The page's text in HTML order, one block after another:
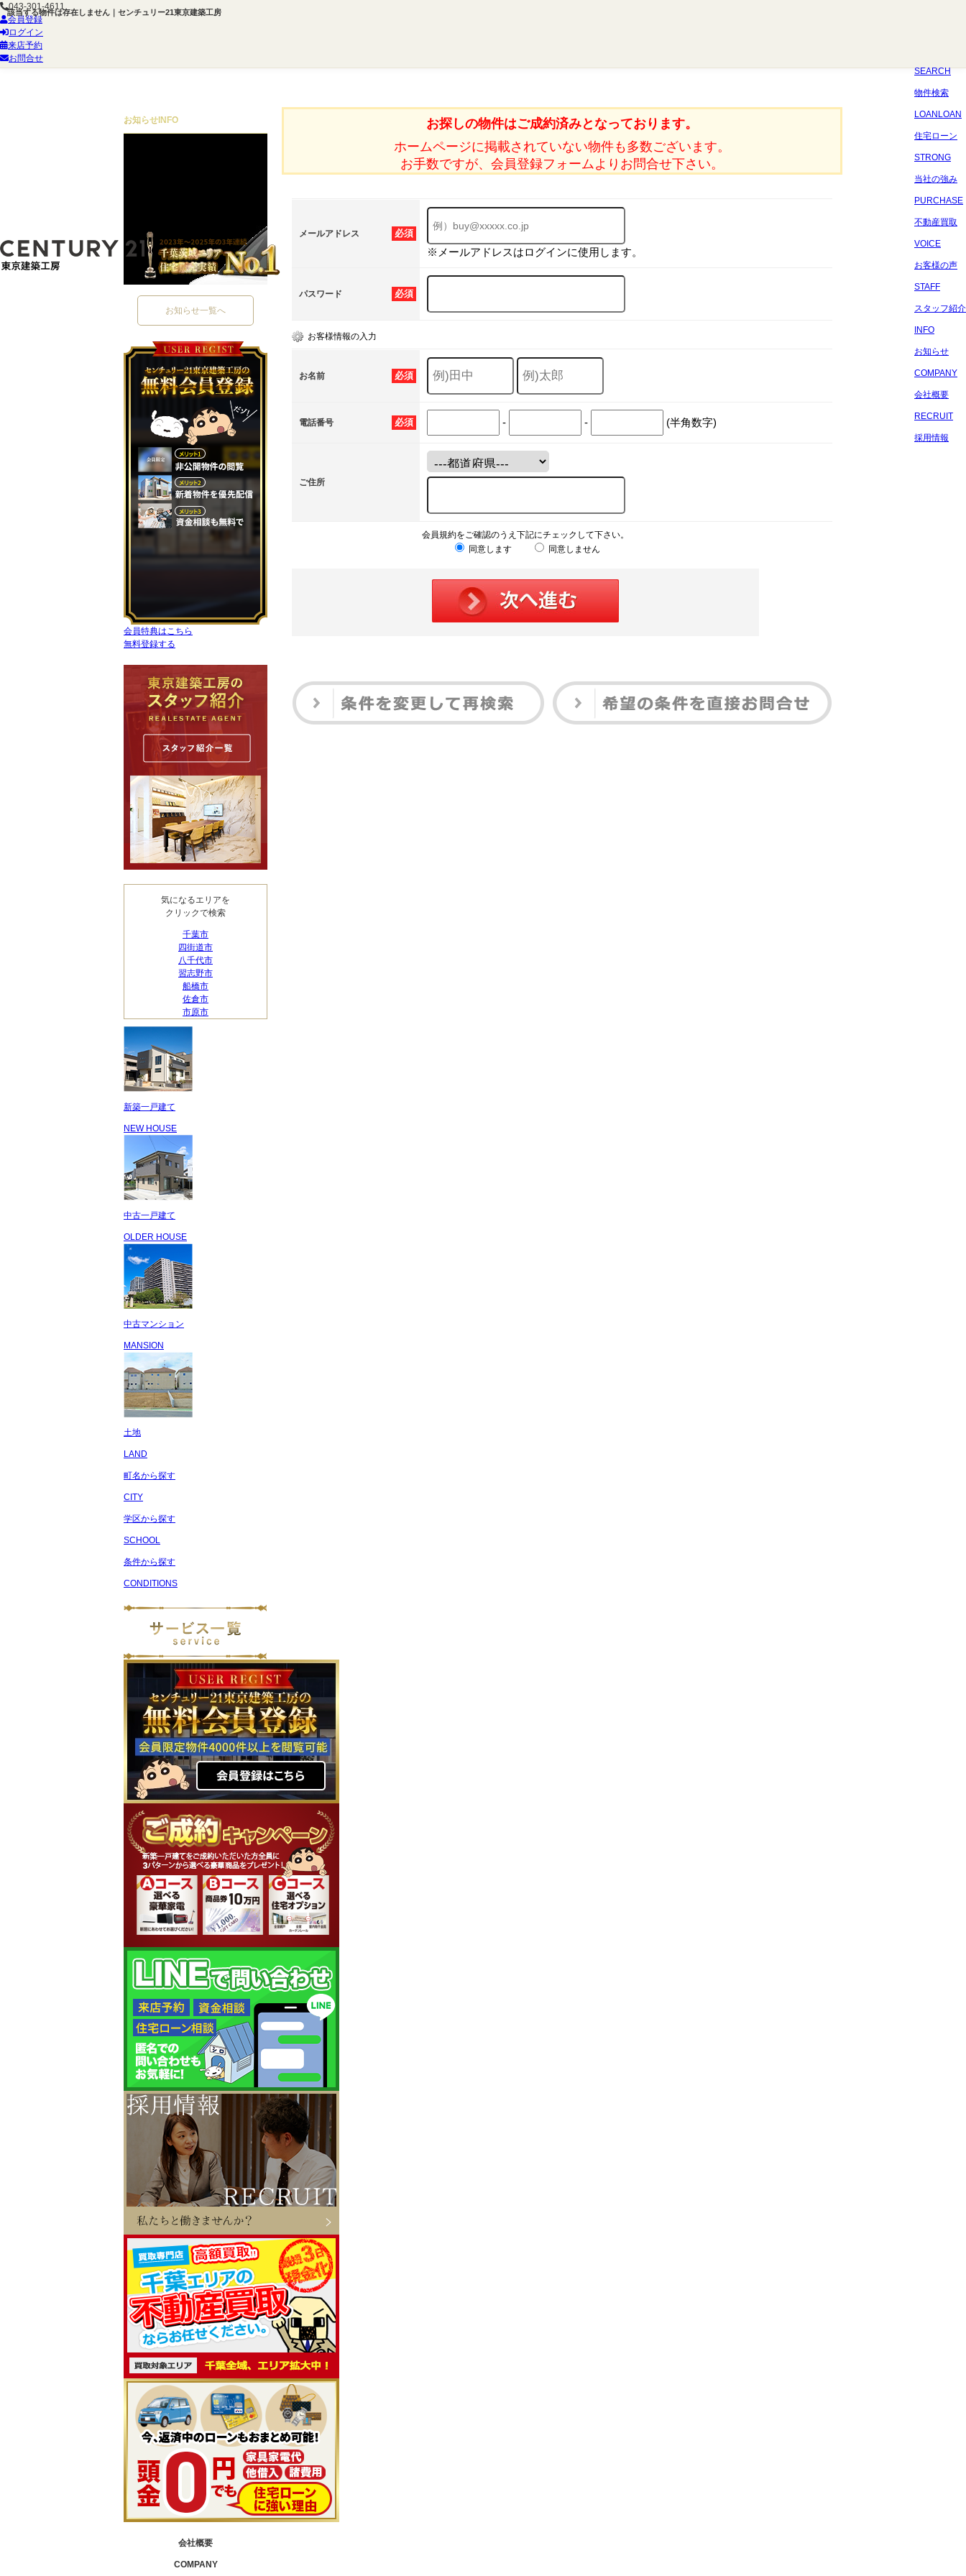
該当する物件は存在しません｜センチュリー21東京建築工房
043-301-4611
会員登録
ログイン
来店予約
お問合せ
SEARCH
物件検索
LOANLOAN
住宅ローン
STRONG
当社の強み
PURCHASE
不動産買取
VOICE
お客様の声
STAFF
スタッフ紹介
INFO
お知らせ
COMPANY
会社概要
RECRUIT
採用情報
お探しの物件はご成約済みとなっております。
ホームページに掲載されていない物件も多数ございます。
お手数ですが、会員登録フォームよりお問合せ下さい。
必須
メールアドレス
※メールアドレスはログインに使用します。
必須
パスワード
お客様情報の入力
必須
お名前
必須
電話番号 - - (半角数字)
ご住所
会員規約をご確認のうえ下記にチェックして下さい。
同意します
同意しません
お知らせ INFO
お知らせ一覧へ
会員特典はこちら
無料登録する
気になるエリアを
クリックで検索
千葉市
四街道市
八千代市
習志野市
船橋市
佐倉市
市原市
新築一戸建て
NEW HOUSE
中古一戸建て
OLDER HOUSE
中古マンション
MANSION
土地
LAND
町名から探す
CITY
学区から探す
SCHOOL
条件から探す
CONDITIONS
会社概要
COMPANY